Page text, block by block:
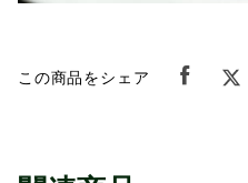
この商品をシェア